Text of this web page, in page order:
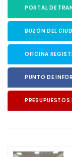
PORTAL DE
BUZÓN DEL
OFICINA
PUNTO DE